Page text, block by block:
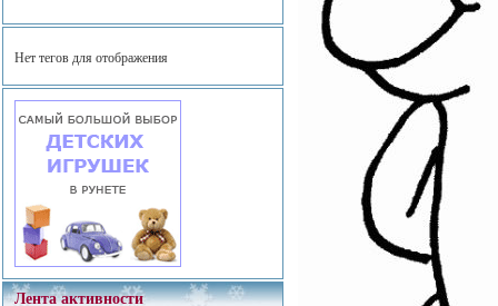
Нет тегов для отображения
Лента активности